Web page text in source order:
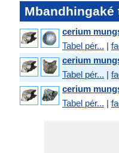
cerium
Tabel pér... |
cerium
Tabel pér... |
cerium
Tabel pér... |